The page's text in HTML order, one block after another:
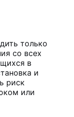
только
со всех
в
и
риск
или